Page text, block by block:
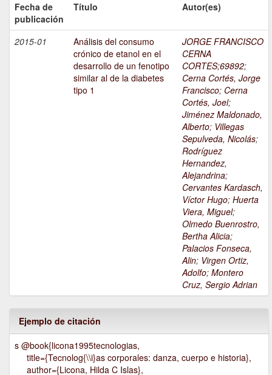
Fecha de
publicación
Título Autor(es)
2015-01
Análisis del consumo
crónico de etanol en el
desarrollo de un fenotipo
similar al de la diabetes
tipo 1
JORGE FRANCISCO
CERNA
CORTES;69892;
Cerna Cortés, Jorge
Francisco; Cerna
Cortés, Joel;
Jiménez Maldonado,
Alberto; Villegas
Sepulveda, Nicolás;
Rodríguez
Hernandez,
Alejandrina;
Cervantes Kardasch,
Víctor Hugo; Huerta
Viera, Miguel;
Olmedo Buenrostro,
Bertha Alicia;
Palacios Fonseca,
Alin; Virgen Ortiz,
Adolfo; Montero
Cruz, Sergio Adrian
Ejemplo de citación
s @book{licona1995tecnologias,
title={Tecnolog{\\i}as corporales: danza, cuerpo e historia},
author={Licona, Hilda C Islas},